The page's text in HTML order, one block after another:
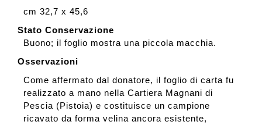
cm 32,7 x 45,6
Stato Conservazione
Buono; il foglio mostra una piccola macchia.
Osservazioni
Come affermato dal donatore, il foglio di carta fu
realizzato a mano nella Cartiera Magnani di
Pescia (Pistoia) e costituisce un campione
ricavato da forma velina ancora esistente,